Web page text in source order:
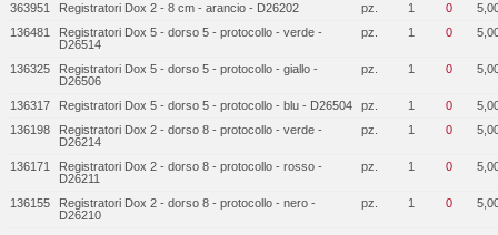
363951
Registratori Dox 2 - 8 cm - arancio - D26202 pz. 1 0
136481
Registratori Dox 5 - dorso 5 - protocollo - verde -
D26514
pz. 1 0
136325
Registratori Dox 5 - dorso 5 - protocollo - giallo -
D26506
pz. 1 0
136317 Registratori Dox 5 - dorso 5 - protocollo - blu - D26504 pz. 1 0
136198
Registratori Dox 2 - dorso 8 - protocollo - verde -
D26214
pz. 1 0
136171
Registratori Dox 2 - dorso 8 - protocollo - rosso -
D26211
pz. 1 0
136155
Registratori Dox 2 - dorso 8 - protocollo - nero -
D26210
pz. 1 0